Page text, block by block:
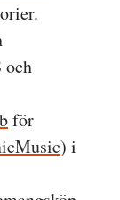
och
för
) i